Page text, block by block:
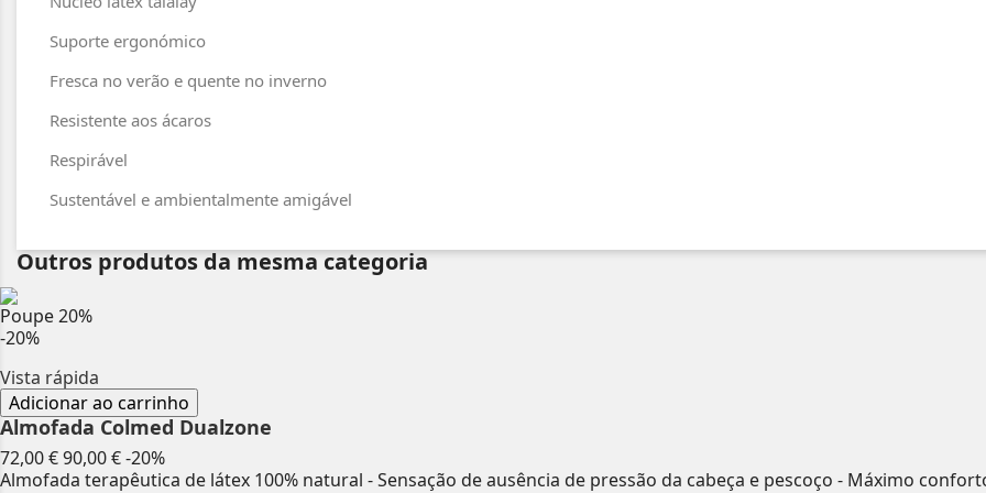
Suporte ergonómico
Fresca no verão e quente no inverno
Resistente aos ácaros
Respirável
Sustentável e ambientalmente amigável
Outros produtos da mesma categoria
Poupe20%
-20%
Vista rápida
Adicionar ao carrinho
Almofada Colmed Dualzone
72,00 €Preço
normal
90,00 €-20%Preço
Almofada terapêutica de látex 100% natural - Sensação de ausência de pressão da cabeça e pescoço - Máximo